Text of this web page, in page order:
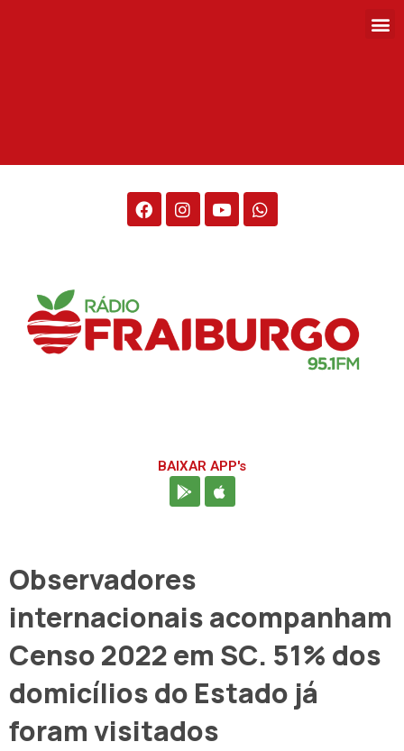
BAIXAR APP's
Observadores
internacionais acompanham
Censo 2022 em SC. 51% dos
domicílios do Estado já
foram visitados